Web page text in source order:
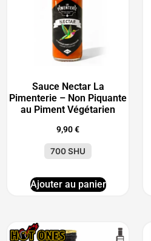
Sauce Nectar La
Pimenterie – Non Piquante
au Piment Végétarien
9,90€
700 SHU
Ajouter au panier